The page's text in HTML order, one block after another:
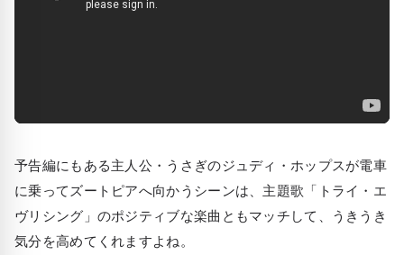
予告編にもある主人公・うさぎのジュディ・ホップスが電車
に乗ってズートピアへ向かうシーンは、主題歌「トライ・エ
ヴリシング」のポジティブな楽曲ともマッチして、うきうき
気分を高めてくれますよね。